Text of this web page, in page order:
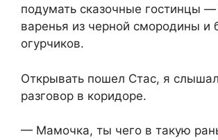
подумать сказочные гостинцы —
варенья из черной смородины и
огурчиков.
Открывать пошел Стас, я
разговор в коридоре.
— Мамочка, ты чего в такую